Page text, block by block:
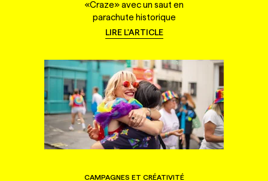
«Craze» avec un saut en
parachute historique
LIRE L'ARTICLE
CAMPAGNES ET CRÉATIVITÉ